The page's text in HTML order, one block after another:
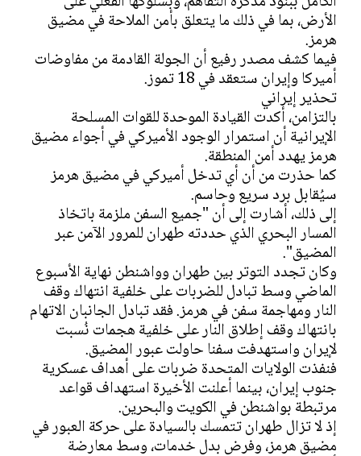
الأرض، بما في ذلك ما يتعلق بأمن الملاحة في مضيق
هرمز.
فيما كشف مصدر رفيع أن الجولة القادمة من مفاوضات
أميركا وإيران ستعقد في 18 تموز.
تحذير إيراني
بالتزامن، أكدت القيادة الموحدة للقوات المسلحة
الإيرانية أن استمرار الوجود الأميركي في أجواء مضيق
هرمز يهدد أمن المنطقة.
كما حذرت من أن أي تدخل أميركي في مضيق هرمز
سيُقابل برد سريع وحاسم.
إلى ذلك، أشارت إلى أن "جميع السفن ملزمة باتخاذ
المسار البحري الذي حددته طهران للمرور الآمن عبر
المضيق".
وكان تجدد التوتر بين طهران وواشنطن نهاية الأسبوع
الماضي وسط تبادل للضربات على خلفية انتهاك وقف
النار ومهاجمة سفن في هرمز. فقد تبادل الجانبان الاتهام
بانتهاك وقف إطلاق النار على خلفية هجمات نُسبت
لإيران واستهدفت سفنا حاولت عبور المضيق.
فنفذت الولايات المتحدة ضربات على أهداف عسكرية
جنوب إيران، بينما أعلنت الأخيرة استهداف قواعد
مرتبطة بواشنطن في الكويت والبحرين.
إذ لا تزال طهران تتمسك بالسيادة على حركة العبور في
مضيق هرمز، وفرض بدل خدمات، وسط معارضة